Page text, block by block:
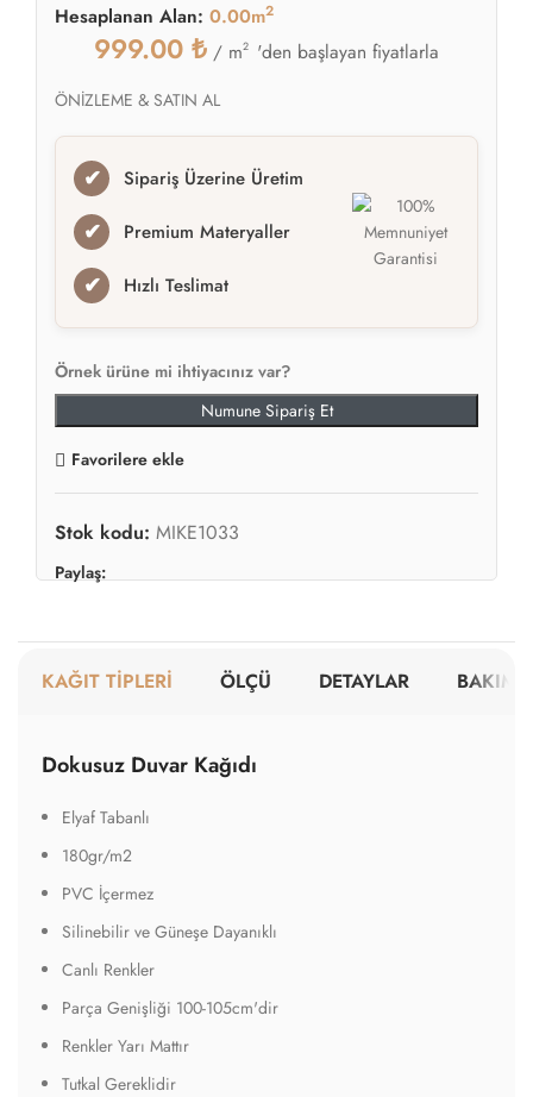
Hesaplanan Alan: 0.00m2
999.00 ₺ / m2 'den başlayan fiyatlarla
ÖNİZLEME & SATIN AL
✔ Sipariş Üzerine Üretim
✔ Premium Materyaller
✔ Hızlı Teslimat
Örnek ürüne mi ihtiyacınız var?
Numune Sipariş Et
Favorilere ekle
Stok kodu: MIKE1033
Paylaş:
KAĞIT TİPLERİ ÖLÇÜ DETAYLAR BAKIM
Dokusuz Duvar Kağıdı
Elyaf Tabanlı
180gr/m2
PVC İçermez
Silinebilir ve Güneşe Dayanıklı
Canlı Renkler
Parça Genişliği 100-105cm'dir
Renkler Yarı Mattır
Tutkal Gereklidir